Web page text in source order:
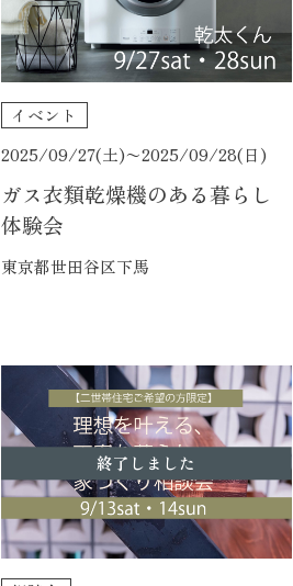
イベント
2025/09/27(土)〜2025/09/28(日)
ガス衣類乾燥機のある暮らし
体験会
東京都世田谷区下馬
終了しました